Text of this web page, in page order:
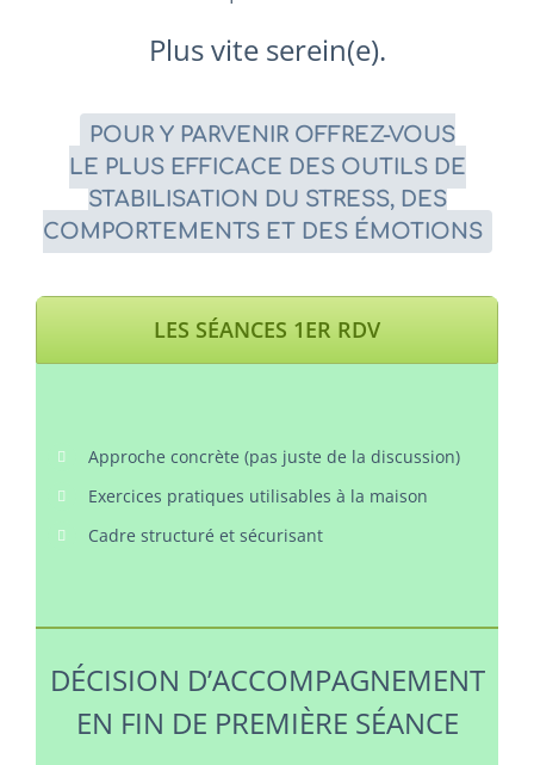
Plus vite serein(e).
POUR Y PARVENIR OFFREZ-VOUS
LE PLUS EFFICACE DES OUTILS DE
STABILISATION DU STRESS, DES
COMPORTEMENTS ET DES ÉMOTIONS
LES SÉANCES 1ER RDV
Approche concrète (pas juste de la discussion)
Exercices pratiques utilisables à la maison
Cadre structuré et sécurisant
DÉCISION D’ACCOMPAGNEMENT
EN FIN DE PREMIÈRE SÉANCE